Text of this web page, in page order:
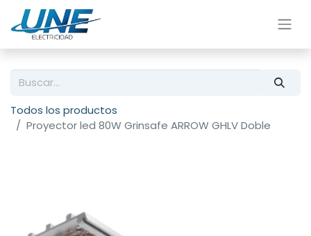
Todos los productos
Proyector led 80W Grinsafe ARROW GHLV Doble